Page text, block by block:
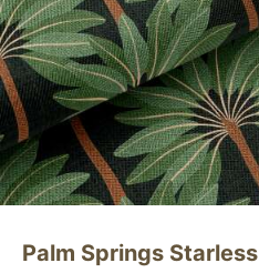
Palm Springs Starless